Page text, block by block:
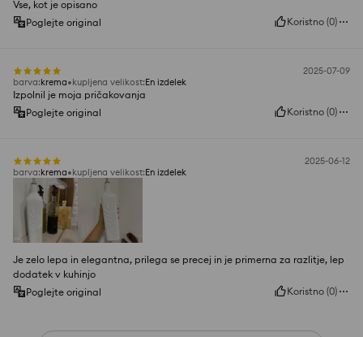
Vse, kot je opisano
Poglejte original
Koristno (0)
2025-07-09
barva:krema kupljena velikost:En izdelek
Izpolnil je moja pričakovanja
Poglejte original
Koristno (0)
2025-06-12
barva:krema kupljena velikost:En izdelek
Je zelo lepa in elegantna, prilega se precej in je primerna za razlitje, lep
dodatek v kuhinjo
Poglejte original
Koristno (0)